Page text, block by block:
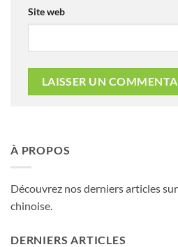
Site web
À PROPOS
Découvrez nos derniers articles
chinoise.
DERNIERS ARTICLES